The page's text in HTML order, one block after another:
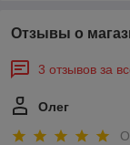
Отзывы о
3 отзывов за
Олег